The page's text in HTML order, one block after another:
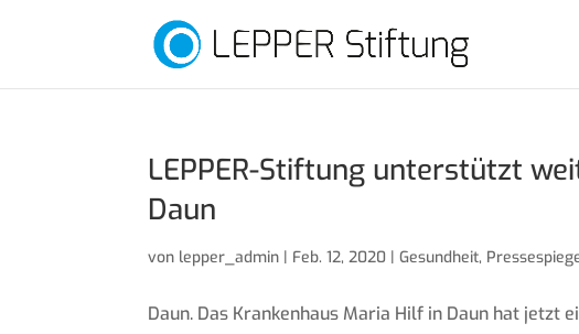
LEPPER-Stiftung unterstützt
Daun
von lepper_admin | Feb. 12, 2020 |Gesundheit,
Daun. Das Krankenhaus Maria Hilf in Daun hat jetzt